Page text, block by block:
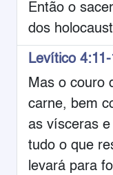
Então o
dos
Levítico
Mas o couro
carne, bem
as vísceras
tudo o que
levará para